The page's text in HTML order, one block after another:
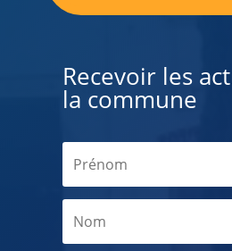
Recevoir les
la commune